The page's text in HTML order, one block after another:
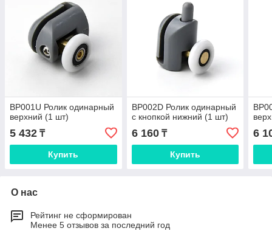
BP001U Ролик одинарный
верхний (1 шт)
5 432 ₸
Купить
BP002D Ролик одинарный
с кнопкой нижний (1 шт)
6 160₸
Купить
6
О нас
Рейтинг не сформирован
Менее 5 отзывов за последний год